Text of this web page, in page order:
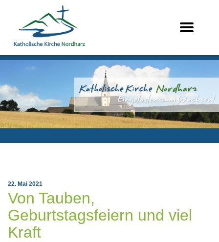
22. Mai 2021
Von Tauben,
Geburtstagsfeiern und viel
Kraft